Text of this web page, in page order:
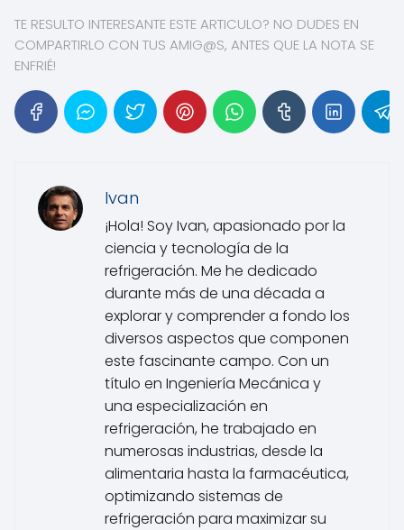
TE RESULTO INTERESANTE ESTE ARTICULO? NO DUDES EN
COMPARTIRLO CON TUS AMIG@S, ANTES QUE LA NOTA SE
ENFRIÉ!
Ivan
¡Hola! Soy Ivan, apasionado por la
ciencia y tecnología de la
refrigeración. Me he dedicado
durante más de una década a
explorar y comprender a fondo los
diversos aspectos que componen
este fascinante campo. Con un
título en Ingeniería Mecánica y
una especialización en
refrigeración, he trabajado en
numerosas industrias, desde la
alimentaria hasta la farmacéutica,
optimizando sistemas de
refrigeración para maximizar su